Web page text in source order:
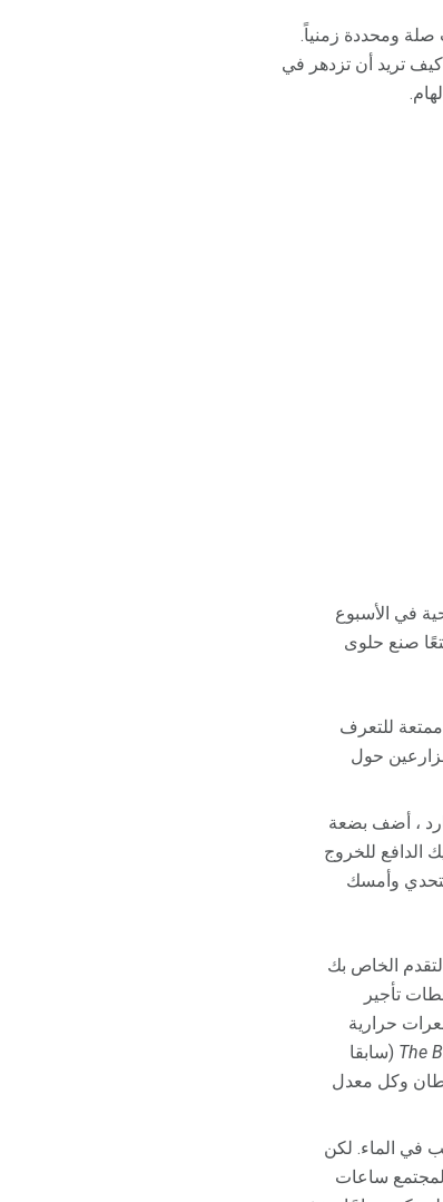
ومحددة زمنياً.
كيف تريد أن تزدهر في
في الأسبوع
صنع حلوى
للتعرف
حول
، أضف بضعة
في اليوم ، سيكون لديك الدافع للخروج
وأمسك
الخاص بك
تأجير
حرارية
The (سابقا
وكل معدل
في الماء. لكن
ساعات